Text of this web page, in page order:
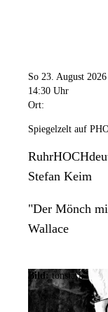
So 23. August 2026
14:30 Uhr
Ort:
Spiegelzelt auf
Stefan Keim
"Der Mönch
Wallace
Bild: tonstark